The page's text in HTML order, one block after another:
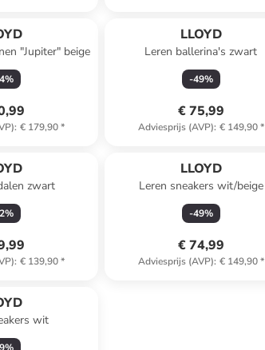
"Jupiter" beige
%
: € 179,90*
LLOYD
Leren ballerina's zwart
-49%
€ 75,99
Adviesprijs (AVP): € 149,90*
zwart
%
: € 139,90*
LLOYD
Leren sneakers wit/beige
-49%
€ 74,99
Adviesprijs (AVP): € 149,90*
wit